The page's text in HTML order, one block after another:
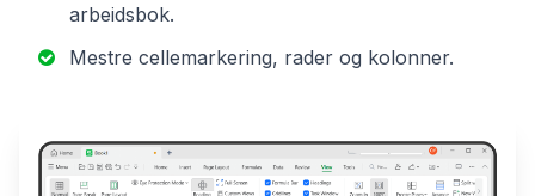
arbeidsbok.
Mestre cellemarkering, rader og kolonner.